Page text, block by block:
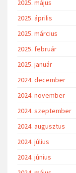
2025. december
2025. november
2025. október
2025. szeptember
2025. augusztus
2025. július
2025. június
2025. május
2025. április
2025. március
2025. február